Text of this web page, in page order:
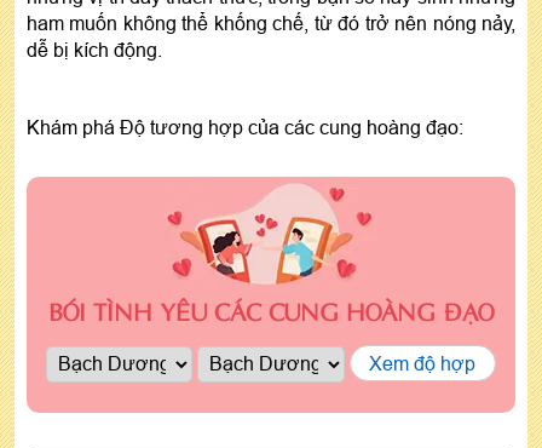
ham muốn không thể khống chế, từ đó trở nên nóng nảy,
dễ bị kích động.
Khám phá Độ tương hợp của các cung hoàng đạo:
BÓI TÌNH YÊU CÁC CUNG HOÀNG ĐẠO
Xem độ hợp